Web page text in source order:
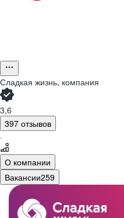
Сладкая жизнь, компания
3,6
397 отзывов
·
О компании
Вакансии259